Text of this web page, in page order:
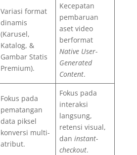
Variasi format
dinamis
(Karusel,
Katalog, &
Gambar Statis
Premium).
Kecepatan
pembaruan
aset video
berformat
Native User-
Generated
Content.
Fokus pada
pematangan
data piksel
konversi multi-
atribut.
Fokus pada
interaksi
langsung,
retensi visual,
dan instant-
checkout.